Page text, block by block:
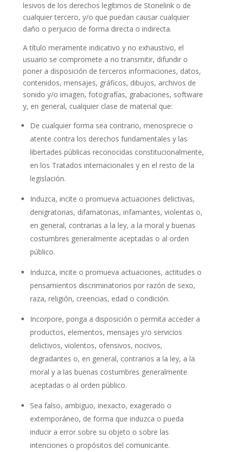
lesivos de los derechos legítimos de Stonelink o de
cualquier tercero, y/o que puedan causar cualquier
daño o perjuicio de forma directa o indirecta.
A título meramente indicativo y no exhaustivo, el
usuario se compromete a no transmitir, difundir o
poner a disposición de terceros informaciones, datos,
contenidos, mensajes, gráficos, dibujos, archivos de
sonido y/o imagen, fotografías, grabaciones, software
y, en general, cualquier clase de material que:
De cualquier forma sea contrario, menosprecie o
atente contra los derechos fundamentales y las
libertades públicas reconocidas constitucionalmente,
en los Tratados internacionales y en el resto de la
legislación.
Induzca, incite o promueva actuaciones delictivas,
denigratorias, difamatorias, infamantes, violentas o,
en general, contrarias a la ley, a la moral y buenas
costumbres generalmente aceptadas o al orden
público.
Induzca, incite o promueva actuaciones, actitudes o
pensamientos discriminatorios por razón de sexo,
raza, religión, creencias, edad o condición.
Incorpore, ponga a disposición o permita acceder a
productos, elementos, mensajes y/o servicios
delictivos, violentos, ofensivos, nocivos,
degradantes o, en general, contrarios a la ley, a la
moral y a las buenas costumbres generalmente
aceptadas o al orden público.
Sea falso, ambiguo, inexacto, exagerado o
extemporáneo, de forma que induzca o pueda
inducir a error sobre su objeto o sobre las
intenciones o propósitos del comunicante.